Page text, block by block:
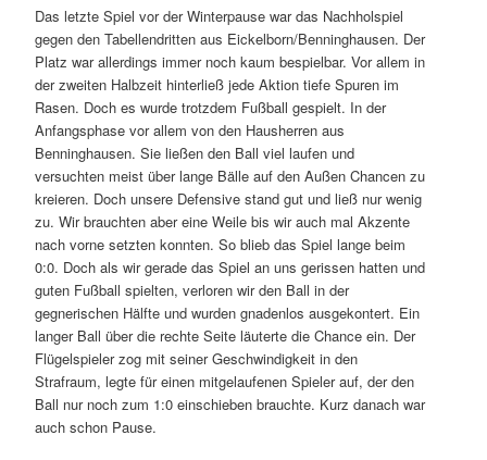
Das letzte Spiel vor der Winterpause war das Nachholspiel
gegen den Tabellendritten aus Eickelborn/Benninghausen. Der
Platz war allerdings immer noch kaum bespielbar. Vor allem in
der zweiten Halbzeit hinterließ jede Aktion tiefe Spuren im
Rasen. Doch es wurde trotzdem Fußball gespielt. In der
Anfangsphase vor allem von den Hausherren aus
Benninghausen. Sie ließen den Ball viel laufen und
versuchten meist über lange Bälle auf den Außen Chancen zu
kreieren. Doch unsere Defensive stand gut und ließ nur wenig
zu. Wir brauchten aber eine Weile bis wir auch mal Akzente
nach vorne setzten konnten. So blieb das Spiel lange beim
0:0. Doch als wir gerade das Spiel an uns gerissen hatten und
guten Fußball spielten, verloren wir den Ball in der
gegnerischen Hälfte und wurden gnadenlos ausgekontert. Ein
langer Ball über die rechte Seite läuterte die Chance ein. Der
Flügelspieler zog mit seiner Geschwindigkeit in den
Strafraum, legte für einen mitgelaufenen Spieler auf, der den
Ball nur noch zum 1:0 einschieben brauchte. Kurz danach war
auch schon Pause.